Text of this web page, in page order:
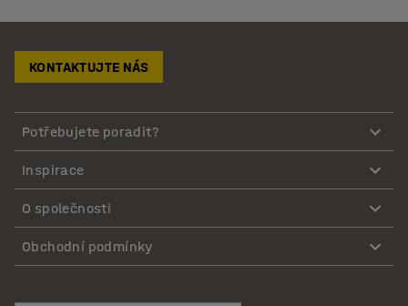
KONTAKTUJTE NÁS
Potřebujete poradit?
Inspirace
O společnosti
Obchodní podmínky